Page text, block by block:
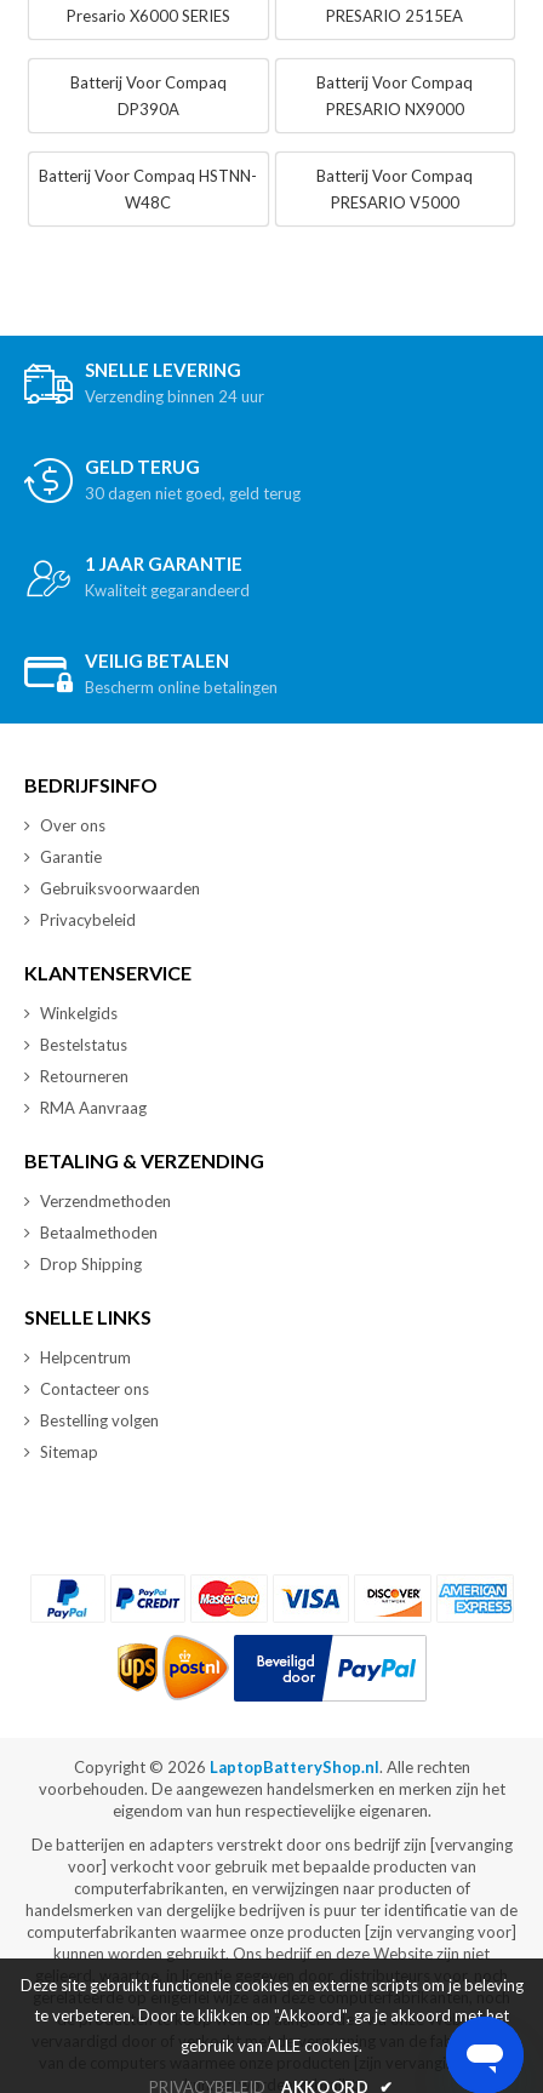
Presario X6000 SERIES
PRESARIO 2515EA
Batterij Voor Compaq
DP390A
Batterij Voor Compaq
PRESARIO NX9000
Batterij Voor Compaq HSTNN-
W48C
Batterij Voor Compaq
PRESARIO V5000
SNELLE LEVERING
Verzending binnen 24 uur
GELD TERUG
30 dagen niet goed, geld terug
1 JAAR GARANTIE
Kwaliteit gegarandeerd
VEILIG BETALEN
Bescherm online betalingen
BEDRIJFSINFO
Over ons
Garantie
Gebruiksvoorwaarden
Privacybeleid
KLANTENSERVICE
Winkelgids
Bestelstatus
Retourneren
RMA Aanvraag
BETALING & VERZENDING
Verzendmethoden
Betaalmethoden
Drop Shipping
SNELLE LINKS
Helpcentrum
Contacteer ons
Bestelling volgen
Sitemap
Copyright © 2026 LaptopBatteryShop.nl. Alle rechten
voorbehouden. De aangewezen handelsmerken en merken zijn het
eigendom van hun respectievelijke eigenaren.
De batterijen en adapters verstrekt door ons bedrijf zijn [vervanging
voor] verkocht voor gebruik met bepaalde producten van
computerfabrikanten, en verwijzingen naar producten of
handelsmerken van dergelijke bedrijven is puur ter identificatie van de
computerfabrikanten waarmee onze producten [zijn vervanging voor]
kunnen worden gebruikt. Ons bedrijf en deze Website zijn niet
gelieerd, waartoe, in licentie gegeven door, distributeurs voor, noch
gerelateerde op enigerlei wijze aan deze computerfabrikanten, noch
de producten te koop worden aangeboden via onze Website
vervaardigd door of verkocht met de vergunning van de fabrikanten
van de computers waarmee onze producten [zijn vervanging voor]
kunnen worden gebruikt.
Deze site gebruikt functionele cookies en externe scripts om je beleving
te verbeteren. Door te klikken op "Akkoord", ga je akkoord met het
gebruik van ALLE cookies.
PRIVACYBELEID AKKOORD ✔